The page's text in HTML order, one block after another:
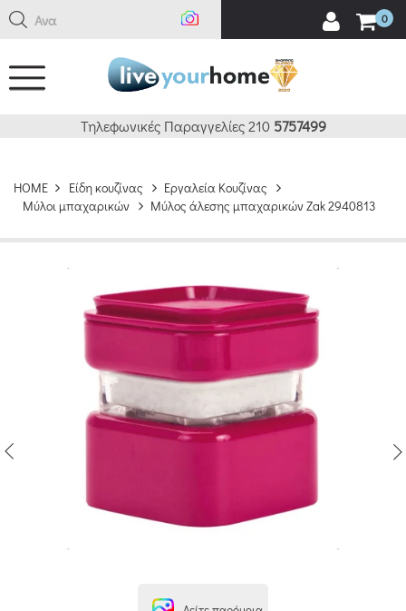
Αναζήτ 0
Τηλεφωνικές Παραγγελίες 210 5757499
HOME Είδη κουζίνας
Εργαλεία Κουζίνας
Μύλοι μπαχαρικών
Μύλος άλεσης μπαχαρικών Zak 2940813